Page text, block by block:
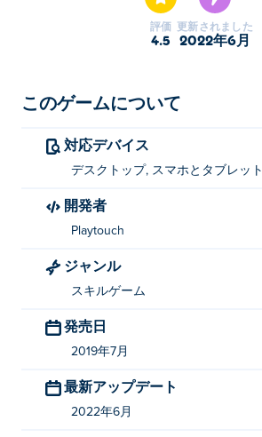
評価
4.5
更新されました
2022年6月
このゲームについて
対応デバイス
デスクトップ, スマホとタブレット
開発者
Playtouch
ジャンル
スキルゲーム
発売日
2019年7月
最新アップデート
2022年6月